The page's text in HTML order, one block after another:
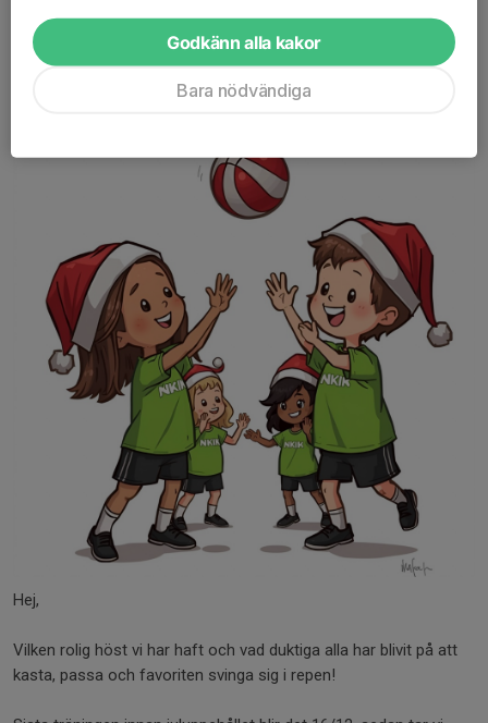
Sista träningen innan jul och uppehåll
0 kommentarer
Hej,
Vilken rolig höst vi har haft och vad duktiga alla har blivit på att
kasta, passa och favoriten svinga sig i repen!
Godkänn alla kakor
Bara nödvändiga